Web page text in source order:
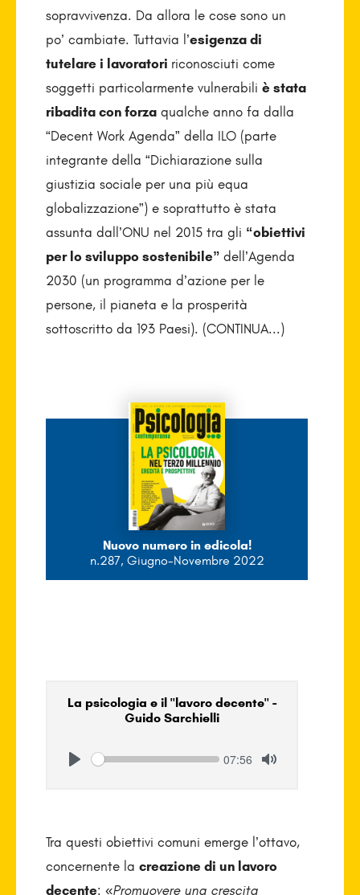
sopravvivenza. Da allora le cose sono un
po’ cambiate. Tuttavia l’esigenza di
tutelare i lavoratori riconosciuti come
soggetti particolarmente vulnerabili è stata
ribadita con forzaqualche anno fa dalla
“Decent Work Agenda” della ILO (parte
integrante della “Dichiarazione sulla
giustizia sociale per una più equa
globalizzazione”) e soprattutto è stata
assunta dall’ONU nel 2015 tra gli “obiettivi
per lo sviluppo sostenibile” dell’Agenda
2030 (un programma d’azione per le
persone, il pianeta e la prosperità
sottoscritto da 193 Paesi). (CONTINUA...)
Nuovo numero in edicola!
n.287, Giugno-Novembre 2022
La psicologia e il "lavoro decente" -
Guido Sarchielli
Seek Current
07:56
Tra questi obiettivi comuni emerge l’ottavo,
concernente la creazione di un lavoro
decente: «Promuovere una crescita